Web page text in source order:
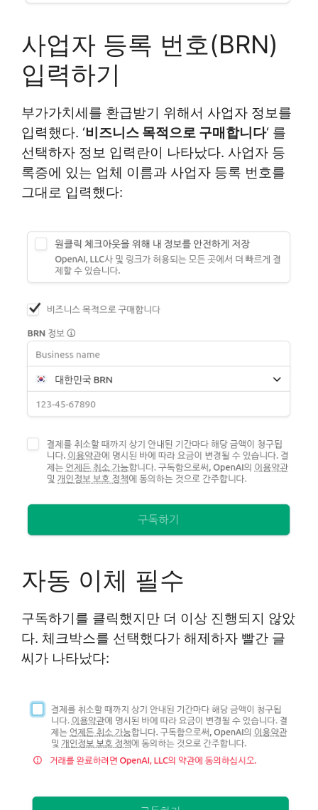
사업자 등록 번호(BRN)
입력하기
부가가치세를 환급받기 위해서 사업자 정보를
입력했다. ‘비즈니스 목적으로 구매합니다‘ 를
선택하자 정보 입력란이 나타났다. 사업자 등
록증에 있는 업체 이름과 사업자 등록 번호를
그대로 입력했다:
자동 이체 필수
구독하기를 클릭했지만 더 이상 진행되지 않았
다. 체크박스를 선택했다가 해제하자 빨간 글
씨가 나타났다: